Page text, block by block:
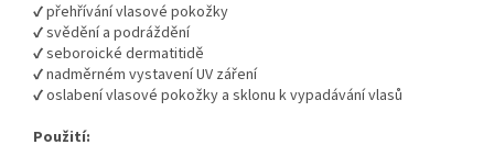
✔ přehřívání vlasové pokožky
✔ svědění a podráždění
✔ seboroické dermatitidě
✔ nadměrném vystavení UV záření
✔ oslabení vlasové pokožky a sklonu k vypadávání vlasů
Použití: